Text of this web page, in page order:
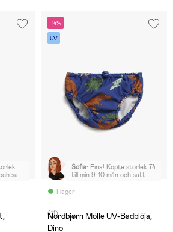
satt
-14%
UV
I lager
Sofia: Fina! Köpte storlek 74
till min 9-10 mån och satt
(11)
Nordbjørn Mölle UV-Badblöja,
Dino